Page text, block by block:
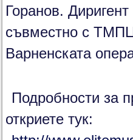
Горанов.
съвместно с
Варненската
Подробности за
откриете тук: